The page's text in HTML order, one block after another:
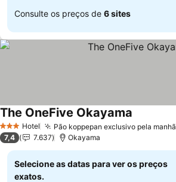
Consulte os preços de 6 sites
3 EstrelasHotel Pão koppepan exclusivo pela manhã
The OneFive Okayama
7,4 7.637 Okayama
Selecione as datas para ver os preços
exatos.